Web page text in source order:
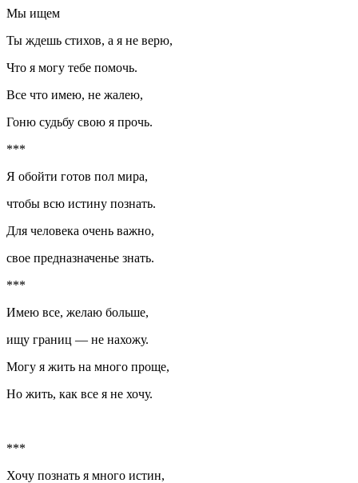
Мы ищем
Ты ждешь стихов, а я не верю,
Что я могу тебе помочь.
Все что имею, не жалею,
Гоню судьбу свою я прочь.
***
Я обойти готов пол мира,
чтобы всю истину познать.
Для человека очень важно,
свое предназначенье знать.
***
Имею все, желаю больше,
ищу границ — не нахожу.
Могу я жить на много проще,
Но жить, как все я не хочу.
***
Хочу познать я много истин,